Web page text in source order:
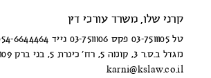
קרני שלו, משרד עורכי דין
מגדל ב.ס.ר 3, קומה 5, רח’ כינרת 5, בני ברק 5120109
karni@kslaw.co.il